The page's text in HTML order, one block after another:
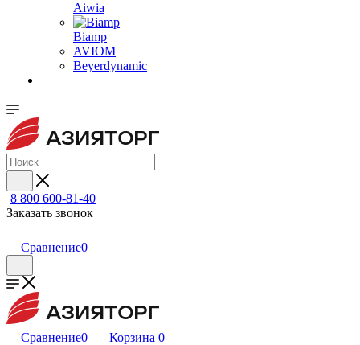
Aiwia
Biamp
AVIOM
Beyerdynamic
8 800 600-81-40
Заказать звонок
Сравнение0
Сравнение0 Корзина 0